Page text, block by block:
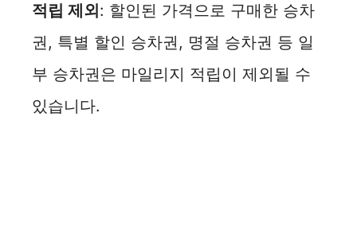
적립 제외: 할인된 가격으로 구매한 승차
권, 특별 할인 승차권, 명절 승차권 등 일
부 승차권은 마일리지 적립이 제외될 수
있습니다.